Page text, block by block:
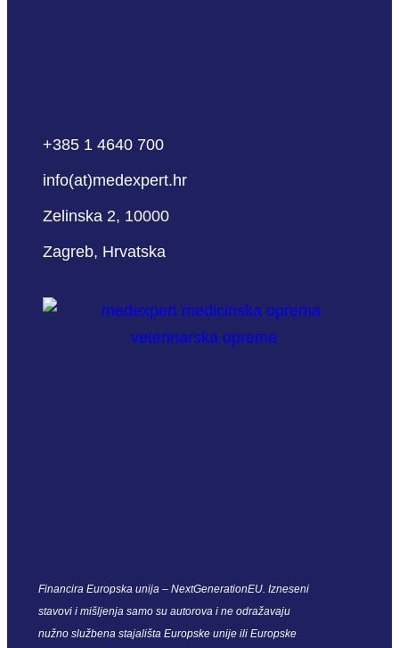
+385 1 4640 700
info(at)medexpert.hr
Zelinska 2, 10000
Zagreb, Hrvatska
Financira Europska unija – NextGenerationEU. Izneseni
stavovi i mišljenja samo su autorova i ne odražavaju
nužno službena stajališta Europske unije ili Europske